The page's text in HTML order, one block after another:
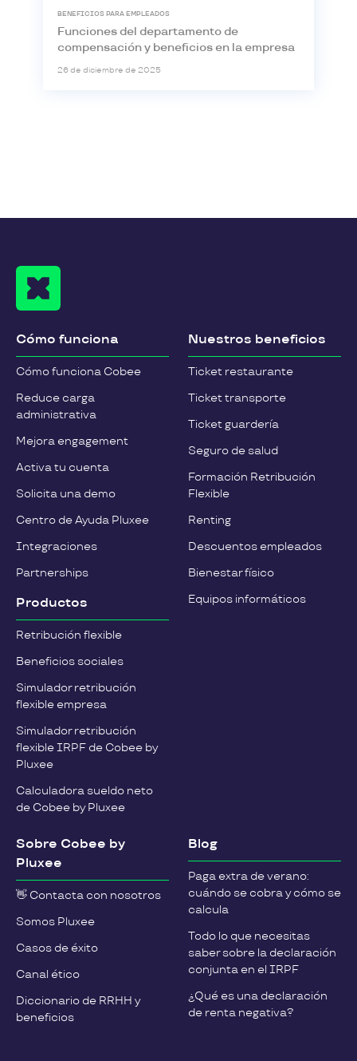
BENEFICIOS PARA EMPLEADOS
Funciones del departamento de
compensación y beneficios en la empresa
26 de diciembre de 2025
Cómo funciona
Cómo funciona Cobee
Reduce carga
administrativa
Mejora engagement
Activa tu cuenta
Solicita una demo
Centro de Ayuda Pluxee
Integraciones
Partnerships
Productos
Retribución flexible
Beneficios sociales
Simulador retribución
flexible empresa
Simulador retribución
flexible IRPF de Cobee by
Pluxee
Calculadora sueldo neto
de Cobee by Pluxee
Nuestros beneficios
Ticket restaurante
Ticket transporte
Ticket guardería
Seguro de salud
Formación Retribución
Flexible
Renting
Descuentos empleados
Bienestar físico
Equipos informáticos
Sobre Cobee by
Pluxee
👋 Contacta con nosotros
Somos Pluxee
Casos de éxito
Canal ético
Diccionario de RRHH y
beneficios
Blog
Paga extra de verano:
cuándo se cobra y cómo se
calcula
Todo lo que necesitas
saber sobre la declaración
conjunta en el IRPF
¿Qué es una declaración
de renta negativa?